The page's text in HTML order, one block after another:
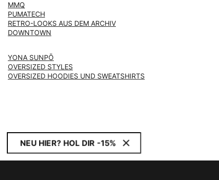
MMQ
PUMATECH
RETRO-LOOKS AUS DEM ARCHIV
DOWNTOWN
YONA SUNPŌ
OVERSIZED STYLES
OVERSIZED HOODIES UND SWEATSHIRTS
NEU HIER? HOL DIR -15%